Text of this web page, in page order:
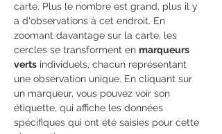
carte. Plus le nombre est grand, plus il y
a d'observations à cet endroit. En
zoomant davantage sur la carte, les
cercles se transforment en marqueurs
verts individuels, chacun représentant
une observation unique. En cliquant sur
un marqueur, vous pouvez voir son
étiquette, qui affiche les données
spécifiques qui ont été saisies pour cette